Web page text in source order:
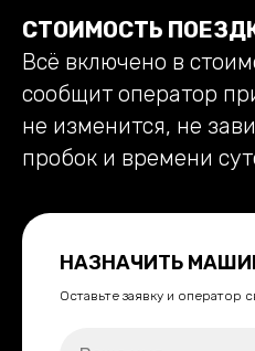
СТОИМОСТЬ
Всё включено в
сообщит оператор
не изменится, не
пробок и времени
НАЗНАЧИТЬ
Оставьте заявку и оператор